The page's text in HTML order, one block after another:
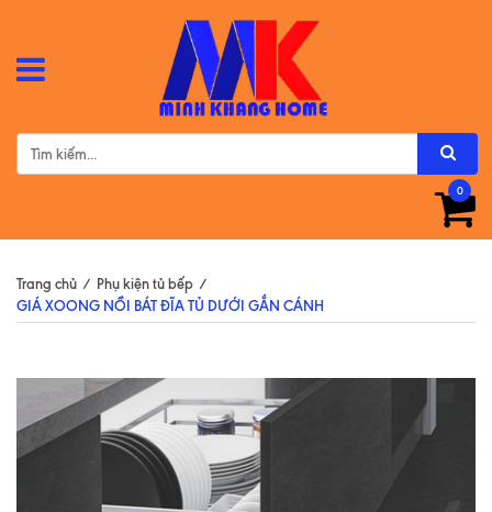
0
Trang chủ / Phụ kiện tủ bếp /
GIÁ XOONG NỒI BÁT ĐĨA TỦ DƯỚI GẮN CÁNH